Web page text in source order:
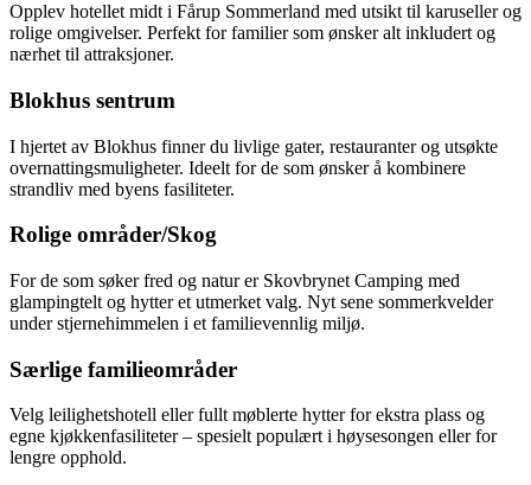
Opplev hotellet midt i Fårup Sommerland med utsikt til karuseller og
rolige omgivelser. Perfekt for familier som ønsker alt inkludert og
nærhet til attraksjoner.
Blokhus sentrum
I hjertet av Blokhus finner du livlige gater, restauranter og utsøkte
overnattingsmuligheter. Ideelt for de som ønsker å kombinere
strandliv med byens fasiliteter.
Rolige områder/Skog
For de som søker fred og natur er Skovbrynet Camping med
glampingtelt og hytter et utmerket valg. Nyt sene sommerkvelder
under stjernehimmelen i et familievennlig miljø.
Særlige familieområder
Velg leilighetshotell eller fullt møblerte hytter for ekstra plass og
egne kjøkkenfasiliteter – spesielt populært i høysesongen eller for
lengre opphold.